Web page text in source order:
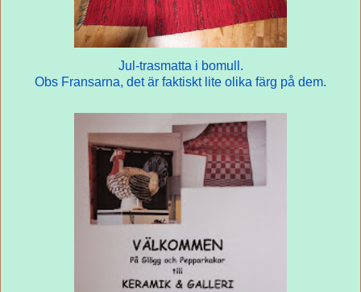
Jul-trasmatta i bomull.
Obs Fransarna, det är faktiskt lite olika färg på dem.